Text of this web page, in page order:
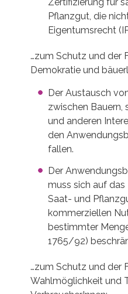
Zertifizierung für
Pflanzgut, die
Eigentumsrecht
…zum Schutz und der
Demokratie und
Der Austausch
zwischen Bauern,
und anderen
den
fallen.
Der
muss sich auf
Saat- und
kommerziellen
bestimmter
1765/92)
…zum Schutz und der
Wahlmöglichkeit und